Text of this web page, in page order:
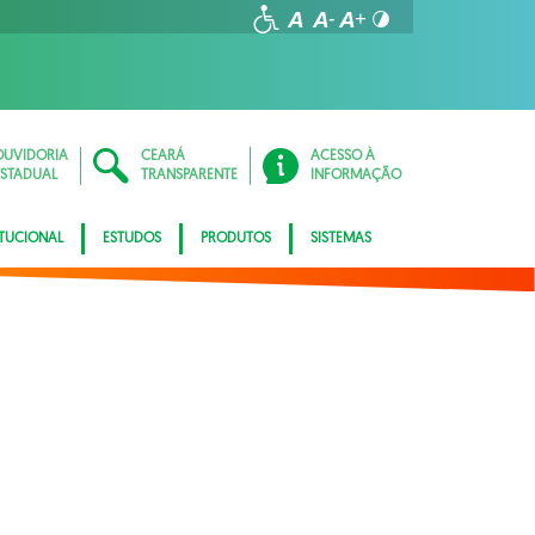
CEARÁ
TRANSPARENTE
ACESSO À
INFORMAÇÃO
ESTUDOS PRODUTOS SISTEMAS